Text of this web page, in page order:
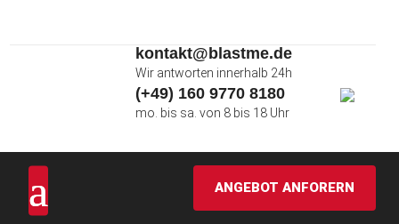
kontakt@blastme.de
Wir antworten innerhalb 24h
(+49) 160 9770 8180
mo. bis sa. von 8 bis 18 Uhr
ANGEBOT ANFORERN